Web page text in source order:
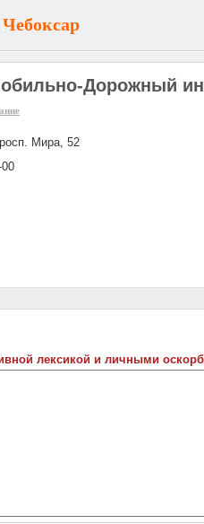
Дорожный
Мира, 52
лексикой и личными